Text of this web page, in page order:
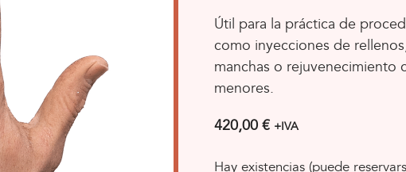
Útil para la práctica de
como inyecciones de
manchas o rejuvenecimiento
menores.
420,00 € +IVA
Hay existencias (puede